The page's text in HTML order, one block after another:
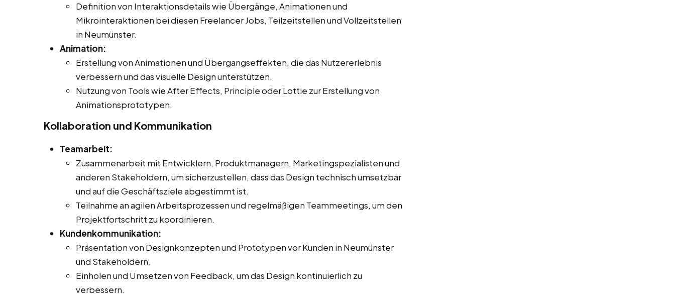
Definition von Interaktionsdetails wie Übergänge, Animationen und
Mikrointeraktionen bei diesen Freelancer Jobs, Teilzeitstellen und Vollzeitstellen
in Neumünster.
Animation:
Erstellung von Animationen und Übergangseffekten, die das Nutzererlebnis
verbessern und das visuelle Design unterstützen.
Nutzung von Tools wie After Effects, Principle oder Lottie zur Erstellung von
Animationsprototypen.
Kollaboration und Kommunikation
Teamarbeit:
Zusammenarbeit mit Entwicklern, Produktmanagern, Marketingspezialisten und
anderen Stakeholdern, um sicherzustellen, dass das Design technisch umsetzbar
und auf die Geschäftsziele abgestimmt ist.
Teilnahme an agilen Arbeitsprozessen und regelmäßigen Teammeetings, um den
Projektfortschritt zu koordinieren.
Kundenkommunikation:
Präsentation von Designkonzepten und Prototypen vor Kunden in Neumünster
und Stakeholdern.
Einholen und Umsetzen von Feedback, um das Design kontinuierlich zu
verbessern.